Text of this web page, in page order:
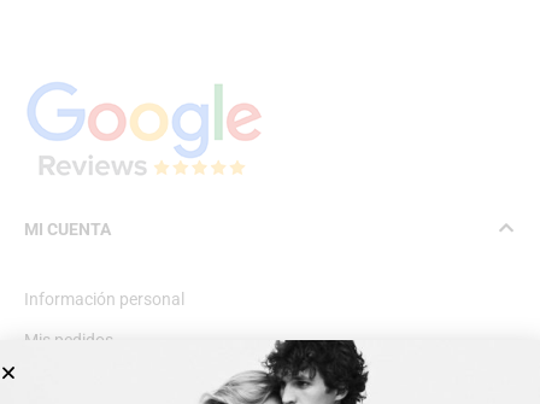
MI CUENTA
Información personal
Mis pedidos